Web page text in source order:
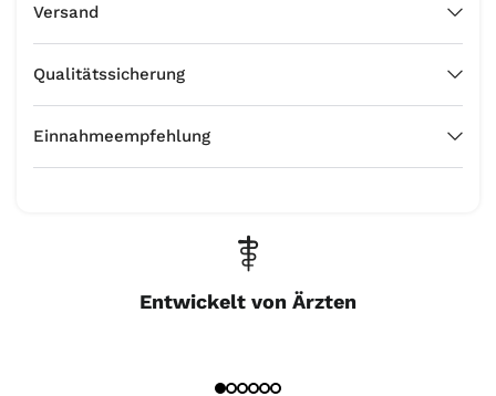
Versand
Qualitätssicherung
Einnahmeempfehlung
Entwickelt von Ärzten